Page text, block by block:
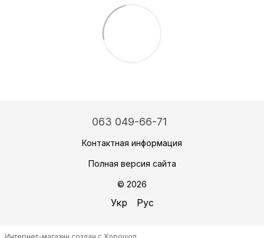
063 049-66-71
Контактная информация
Полная версия сайта
© 2026
Укр Рус